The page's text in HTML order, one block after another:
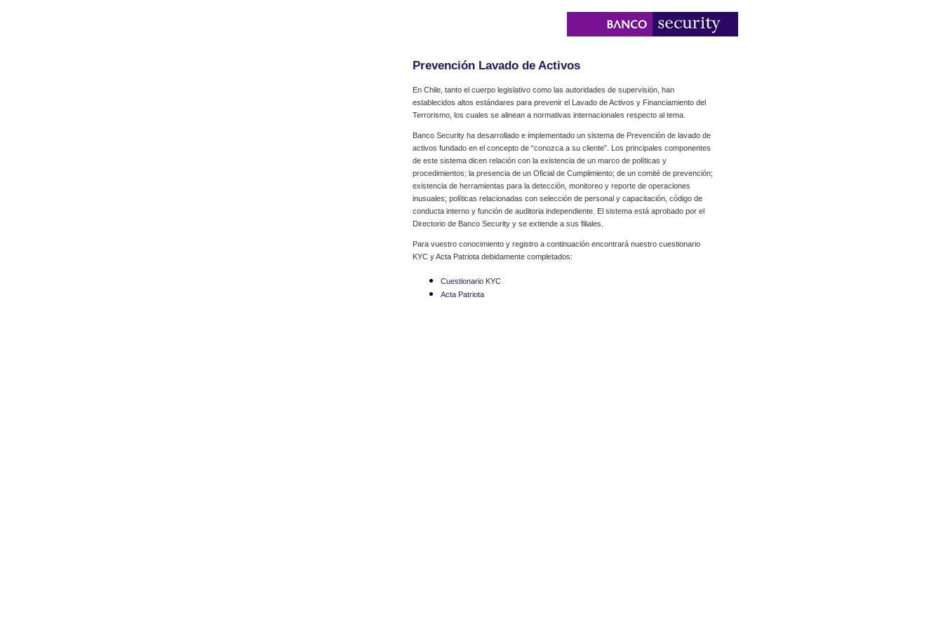
Prevención Lavado de Activos
En Chile, tanto el cuerpo legislativo como las autoridades de supervisión, han
establecidos altos estándares para prevenir el Lavado de Activos y Financiamiento del
Terrorismo, los cuales se alinean a normativas internacionales respecto al tema.
Banco Security ha desarrollado e implementado un sistema de Prevención de lavado de
activos fundado en el concepto de “conozca a su cliente”. Los principales componentes
de este sistema dicen relación con la existencia de un marco de políticas y
procedimientos; la presencia de un Oficial de Cumplimiento; de un comité de prevención;
existencia de herramientas para la detección, monitoreo y reporte de operaciones
inusuales; políticas relacionadas con selección de personal y capacitación, código de
conducta interno y función de auditoria independiente. El sistema está aprobado por el
Directorio de Banco Security y se extiende a sus filiales.
Para vuestro conocimiento y registro a continuación encontrará nuestro cuestionario
KYC y Acta Patriota debidamente completados:
Cuestionario KYC
Acta Patriota